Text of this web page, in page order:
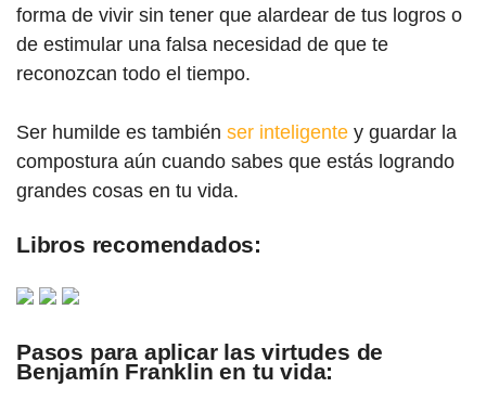
forma de vivir sin tener que alardear de tus logros o
de estimular una falsa necesidad de que te
reconozcan todo el tiempo.
Ser humilde es también ser inteligente y guardar la
compostura aún cuando sabes que estás logrando
grandes cosas en tu vida.
Libros recomendados:
Pasos para aplicar las virtudes de
Benjamín Franklin en tu vida: